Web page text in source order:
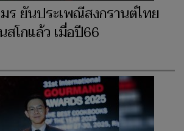
ร ยันประเพณีสงกรานต์ไทย
สโกแล้ว เมื่อปี66